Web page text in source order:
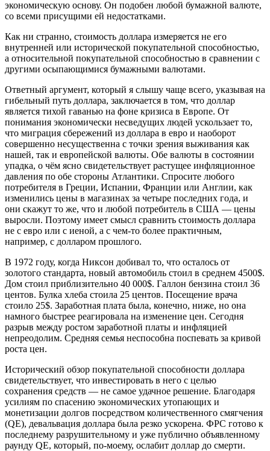
экономическую основу. Он подобен любой бумажной валюте,
со всеми присущими ей недостатками.
Как ни странно, стоимость доллара измеряется не его
внутренней или исторической покупательной способностью,
а относительной покупательной способностью в сравнении с
другими осыпающимися бумажными валютами.
Ответный аргумент, который я слышу чаще всего, указывая на
гибельный путь доллара, заключается в том, что доллар
является тихой гаванью на фоне кризиса в Европе. От
понимания экономически несведущих людей ускользает то,
что миграция сбережений из доллара в евро и наоборот
совершенно несущественна с точки зрения выживания как
нашей, так и европейской валюты. Обе валюты в состоянии
упадка, о чём ясно свидетельствует растущее инфляционное
давления по обе стороны Атлантики. Спросите любого
потребителя в Греции, Испании, Франции или Англии, как
изменились цены в магазинах за четыре последних года, и
они скажут то же, что и любой потребитель в США — цены
выросли. Поэтому имеет смысл сравнить стоимость доллара
не с евро или с иеной, а с чем-то более практичным,
например, с долларом прошлого.
В 1972 году, когда Никсон добивал то, что осталось от
золотого стандарта, новый автомобиль стоил в среднем 4500$.
Дом стоил приблизительно 40 000$. Галлон бензина стоил 36
центов. Булка хлеба стоила 25 центов. Посещение врача
стоило 25$. Заработная плата была, конечно, ниже, но она
намного быстрее реагировала на изменение цен. Сегодня
разрыв между ростом заработной платы и инфляцией
непреодолим. Средняя семья неспособна поспевать за кривой
роста цен.
Исторический обзор покупательной способности доллара
свидетельствует, что инвестировать в него с целью
сохранения средств — не самое удачное решение. Благодаря
усилиям по спасению экономических утопающих и
монетизации долгов посредством количественного смягчения
(QE), девальвация доллара была резко ускорена. ФРС готово к
последнему разрушительному и уже публично объявленному
раунду QE, который, по-моему, ослабит доллар до смерти.